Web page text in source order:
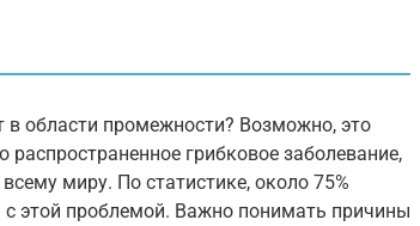
области промежности? Возможно, это
грибковое заболевание,
миру. По статистике, около 75%
этой проблемой. Важно понимать причины